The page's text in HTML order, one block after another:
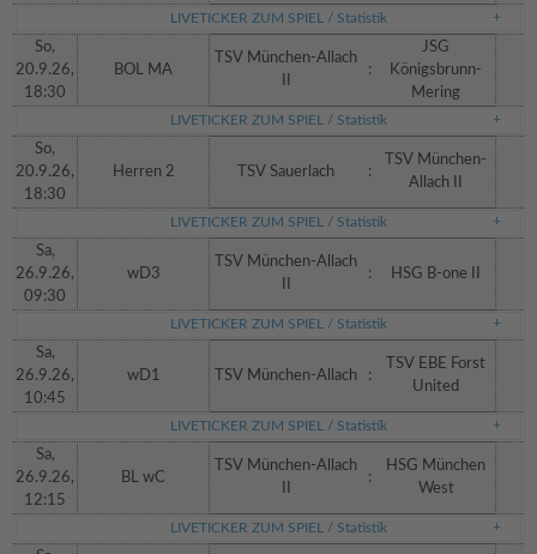
LIVETICKER ZUM SPIEL / Statistik
So,
20.9.26,
18:30
BOL MA
TSV München-Allach
:
JSG
Königsbrunn-
Mering
LIVETICKER ZUM SPIEL / Statistik
So,
20.9.26,
18:30
Herren 2 TSV Sauerlach :
TSV München-
Allach II
LIVETICKER ZUM SPIEL / Statistik
Sa,
26.9.26,
09:30
wD3
TSV München-Allach
: HSG B-one II
LIVETICKER ZUM SPIEL / Statistik
Sa,
26.9.26,
10:45
wD1 TSV München-Allach :
TSV EBE Forst
United
LIVETICKER ZUM SPIEL / Statistik
Sa,
26.9.26,
12:15
BL wC
TSV München-Allach
:
HSG München
West
LIVETICKER ZUM SPIEL / Statistik